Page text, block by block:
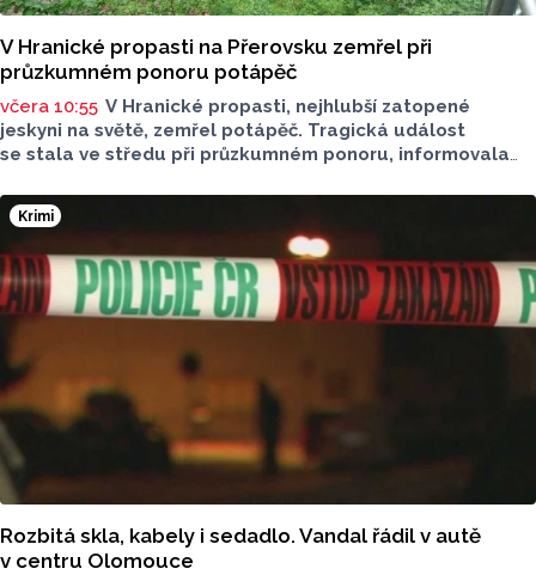
V Hranické propasti na Přerovsku zemřel při
průzkumném ponoru potápěč
včera 10:55 V Hranické propasti, nejhlubší zatopené
jeskyni na světě, zemřel potápěč. Tragická událost
se stala ve středu při průzkumném ponoru, informovala
bylo vyzvednuto v noci na dnešek z hloubky 186 metrů.
Na případ upozornil server Novinky.cz. Policie případ
vyšetřuje pro trestný čin usmrcení z nedbalosti, řekla dnes
ČTK policejní mluvčí Miluše Zajícová. Muž byl letecký
záchranář, speleo potápěč a hasič z centrální hasičské
stanice v Kladně, uvedli na sociální síti středočeští hasiči.
Krimi
Rozbitá skla, kabely i sedadlo. Vandal řádil v autě
v centru Olomouce